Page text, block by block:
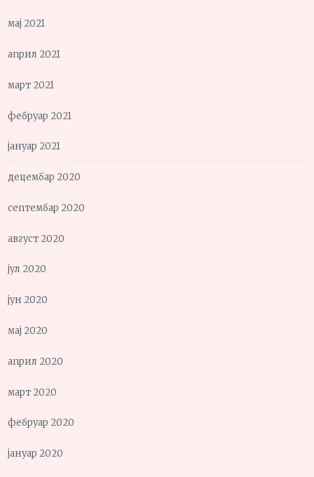
мај 2021
април 2021
март 2021
фебруар 2021
јануар 2021
децембар 2020
септембар 2020
август 2020
јул 2020
јун 2020
мај 2020
април 2020
март 2020
фебруар 2020
јануар 2020